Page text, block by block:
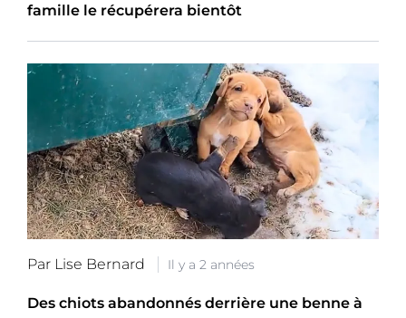
famille le récupérera bientôt
Par Lise Bernard Il y a 2 années
Des chiots abandonnés derrière une benne à